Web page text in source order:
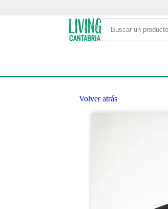
Volver atrás